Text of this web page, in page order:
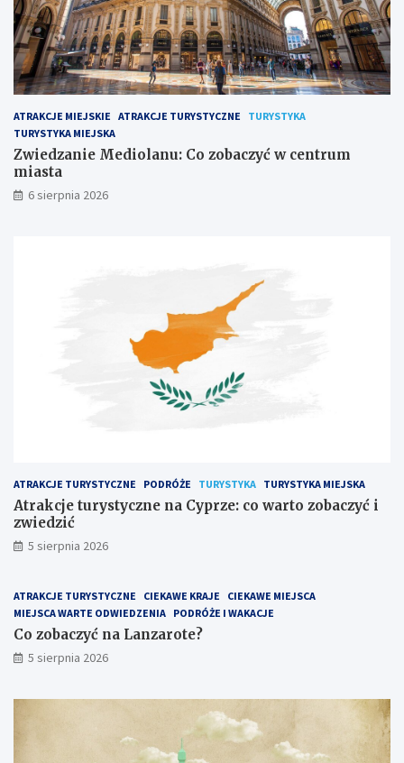
ATRAKCJE MIEJSKIE ATRAKCJE TURYSTYCZNE
TURYSTYKA
TURYSTYKA MIEJSKA
Zwiedzanie Mediolanu: Co zobaczyć w centrum
miasta
6 sierpnia 2026
ATRAKCJE TURYSTYCZNE PODRÓŻE TURYSTYKA TURYSTYKA MIEJSKA
Atrakcje turystyczne na Cyprze: co warto zobaczyć i
zwiedzić
5 sierpnia 2026
ATRAKCJE TURYSTYCZNE CIEKAWE KRAJE
CIEKAWE MIEJSCA
MIEJSCA WARTE ODWIEDZENIA PODRÓŻE I WAKACJE
Co zobaczyć na Lanzarote?
5 sierpnia 2026